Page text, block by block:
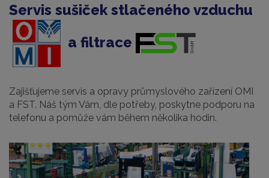
Servis sušiček stlačeného vzduchu
a filtrace
Zajišťujeme servis a opravy průmyslového zařízení OMI
a FST. Náš tým Vám, dle potřeby, poskytne podporu na
telefonu a pomůže vám během několika hodin.